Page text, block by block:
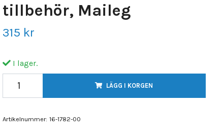
tillbehör, Maileg
315 kr
I lager.
LÄGG I KORGEN
Artikelnummer: 16-1782-00